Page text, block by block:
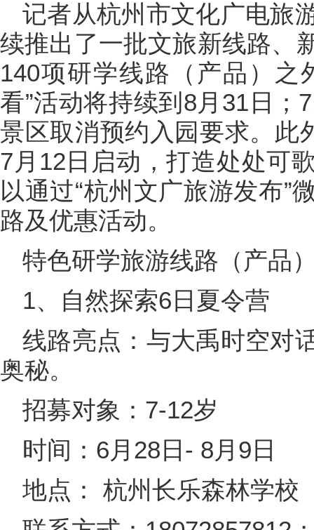
记者从杭州市文化广电旅
续推出了一批文旅新线路、
140项研学线路（产品）之
看”活动将持续到8月31日；
景区取消预约入园要求。此
7月12日启动，打造处处可
以通过“杭州文广旅游发布”
路及优惠活动。
特色研学旅游线路（产品
1、自然探索6日夏令营
线路亮点：与大禹时空对
奥秘。
招募对象：7-12岁
时间：6月28日- 8月9日
地点： 杭州长乐森林学校